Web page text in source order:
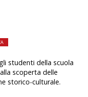
studenti della scuola
scoperta delle
storico-culturale.